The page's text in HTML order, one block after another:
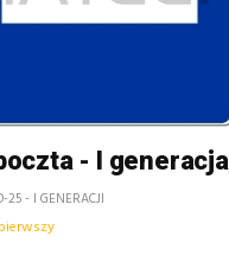
- I generacja
25 - I GENERACJI